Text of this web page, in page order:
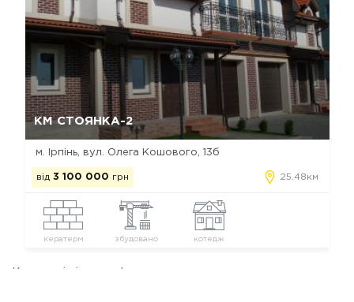
КМ СТОЯНКА-2
м. Ірпінь, вул. Олега Кошового, 13б
від 3 100 000 грн 25.48км
кератерм збудовано котедж
Так, видалити Відміна